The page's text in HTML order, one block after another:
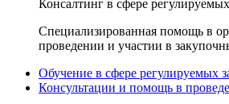
Консалтинг в сфере
Специализированная помощь в
проведении и участии в
Обучение в сфере регулируемых
Консультации и помощь в